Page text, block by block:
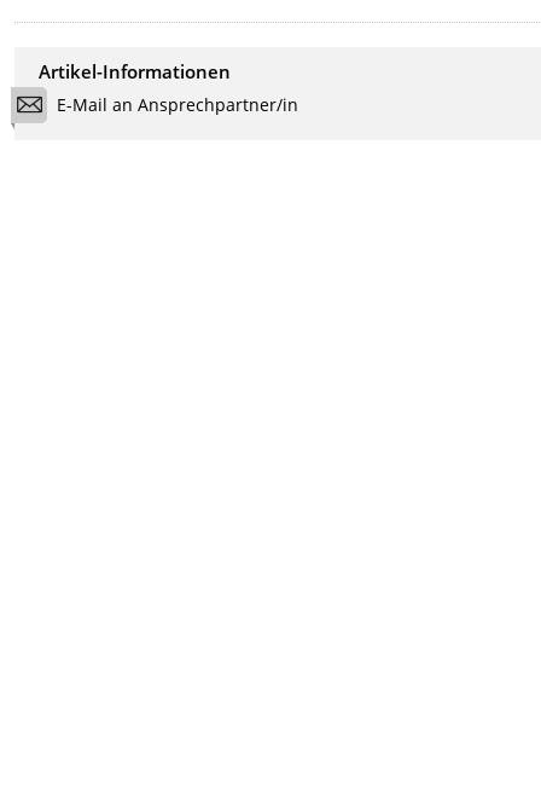
Artikel-Informationen
E-Mail an Ansprechpartner/in